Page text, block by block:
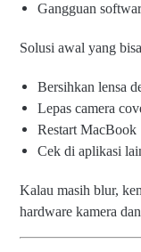
Gangguan
Solusi awal yang
Bersihkan lensa
Lepas camera
Restart MacBook
Cek di aplikasi
Kalau masih blur,
hardware kamera